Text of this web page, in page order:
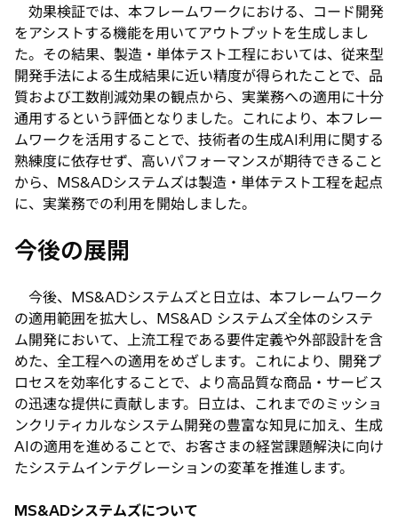
効果検証では、本フレームワークにおける、コード開発
をアシストする機能を用いてアウトプットを生成しまし
た。その結果、製造・単体テスト工程においては、従来型
開発手法による生成結果に近い精度が得られたことで、品
質および工数削減効果の観点から、実業務への適用に十分
通用するという評価となりました。これにより、本フレー
ムワークを活用することで、技術者の生成AI利用に関する
熟練度に依存せず、高いパフォーマンスが期待できること
から、MS&ADシステムズは製造・単体テスト工程を起点
に、実業務での利用を開始しました。
今後の展開
今後、MS&ADシステムズと日立は、本フレームワーク
の適用範囲を拡大し、MS&AD システムズ全体のシステ
ム開発において、上流工程である要件定義や外部設計を含
めた、全工程への適用をめざします。これにより、開発プ
ロセスを効率化することで、より高品質な商品・サービス
の迅速な提供に貢献します。日立は、これまでのミッショ
ンクリティカルなシステム開発の豊富な知見に加え、生成
AIの適用を進めることで、お客さまの経営課題解決に向け
たシステムインテグレーションの変革を推進します。
MS&ADシステムズについて